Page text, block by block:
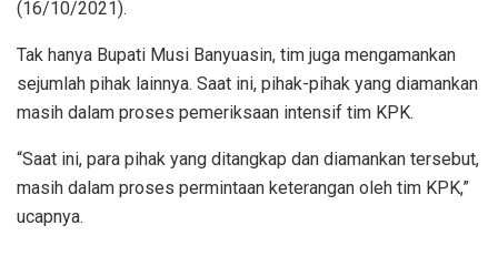
(16/10/2021).
Tak hanya Bupati Musi Banyuasin, tim juga mengamankan
sejumlah pihak lainnya. Saat ini, pihak-pihak yang diamankan
masih dalam proses pemeriksaan intensif tim KPK.
“Saat ini, para pihak yang ditangkap dan diamankan tersebut,
masih dalam proses permintaan keterangan oleh tim KPK,”
ucapnya.